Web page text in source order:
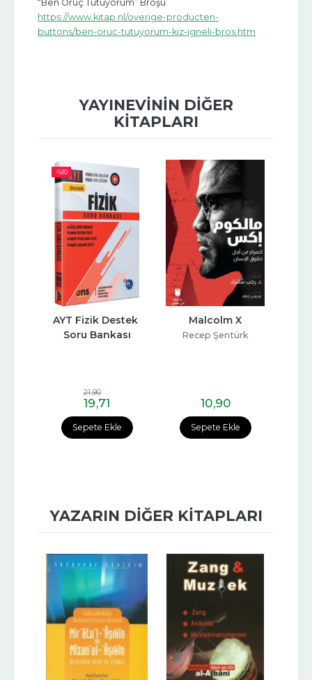
“Ben Oruç Tutuyorum” Broşu
https://www.kitap.nl/overige-producten-
buttons/ben-oruc-tutuyorum-kiz-igneli-bros.htm
YAYINEVININ DIĞER
KITAPLARI
-%10
Sepete Ekle
AYT Fizik Destek
Soru Bankası
21,90
19,71
Sepete Ekle
Malcolm X
Recep Şentürk
10,90
YAZARIN DIĞER KITAPLARI